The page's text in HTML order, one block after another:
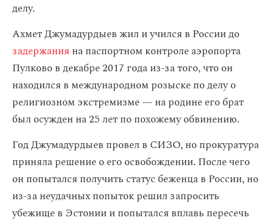
делу.
Ахмет Джумадурдыев жил и учился в России до
задержания на паспортном контроле аэропорта
Пулково в декабре 2017 года из-за того, что он
находился в международном розыске по делу о
религиозном экстремизме — на родине его брат
был осужден на 25 лет по похожему обвинению.
Год Джумадурдыев провел в СИЗО, но прокуратура
приняла решение о его освобождении. После чего
он попытался получить статус беженца в России, но
из-за неудачных попыток решил запросить
убежище в Эстонии и попытался вплавь пересечь